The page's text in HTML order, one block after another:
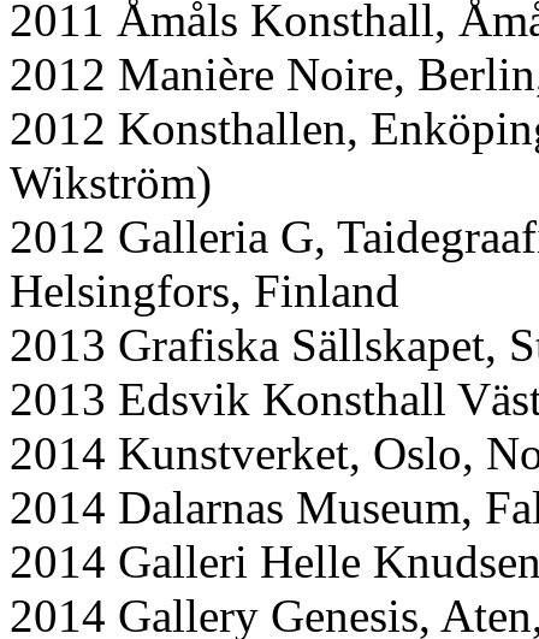
2011 Åmåls Konsthall,
2012 Manière Noire,
2012 Konsthallen,
Wikström)
2012 Galleria G,
Helsingfors, Finland
2013 Grafiska Sällskapet,
2013 Edsvik Konsthall
2014 Kunstverket, Oslo,
2014 Dalarnas Museum,
2014 Galleri Helle
2014 Gallery Genesis,